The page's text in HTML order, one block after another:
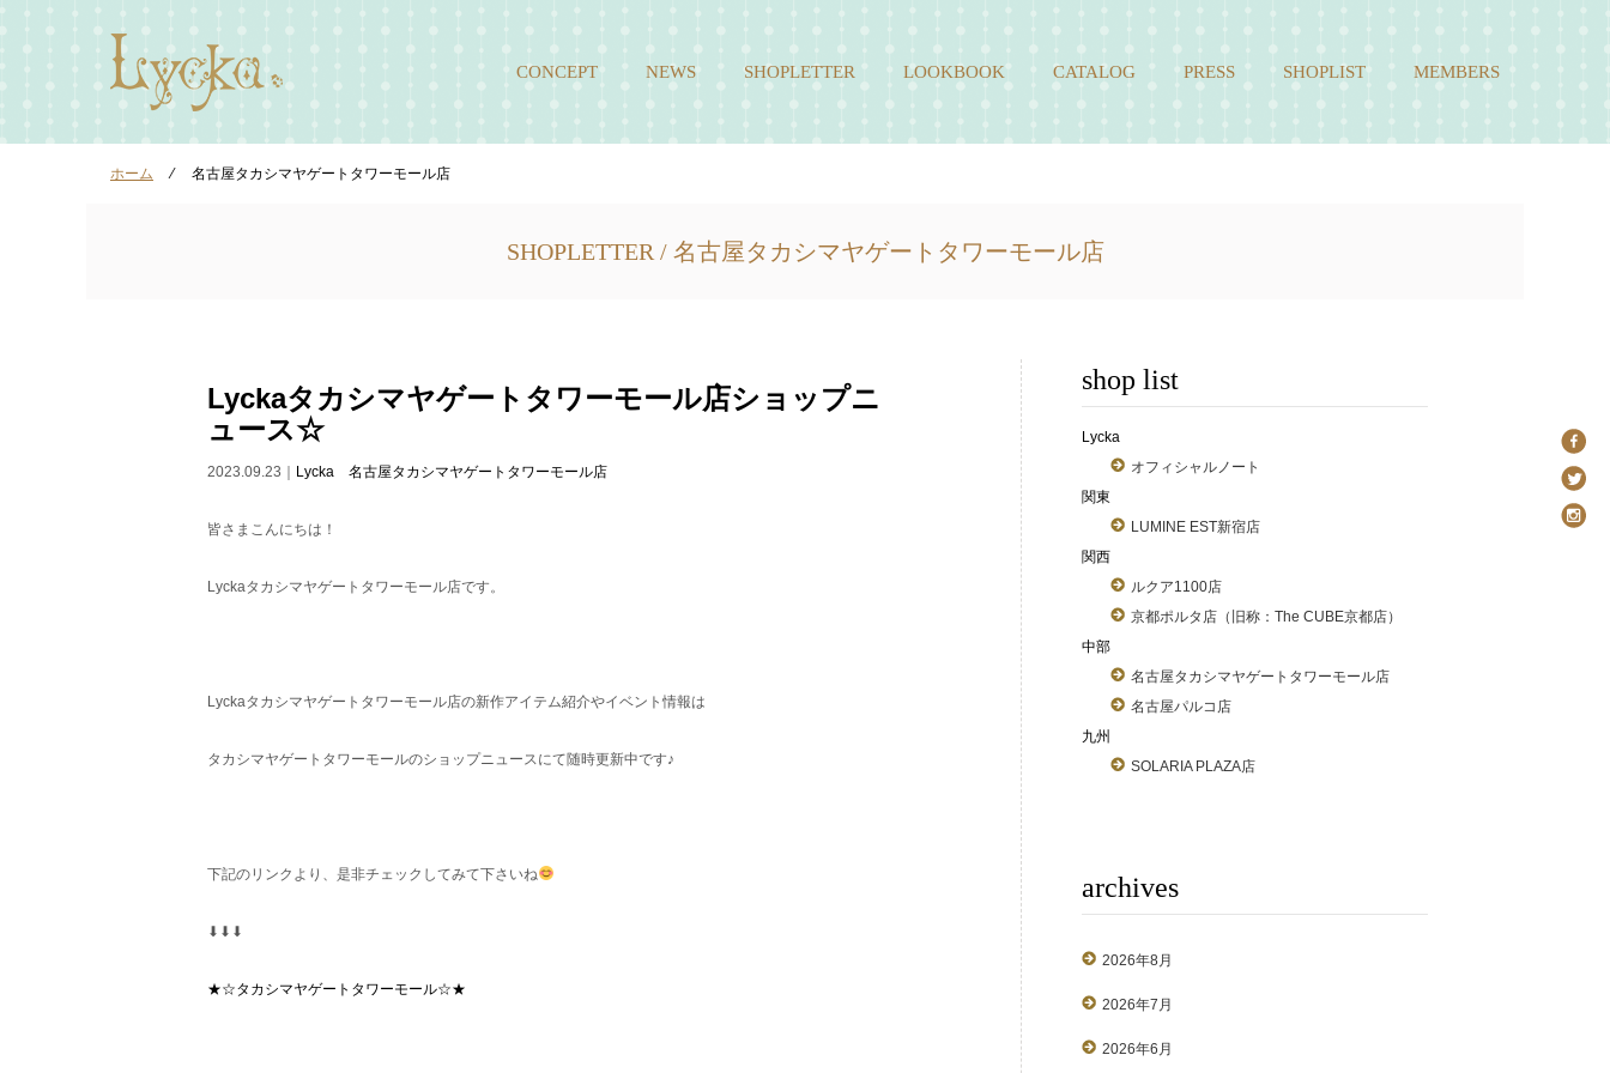
CONCEPT NEWS SHOPLETTER LOOKBOOK CATALOG PRESS SHOPLIST MEMBERS
ホーム ⁄ 名古屋タカシマヤゲートタワーモール店
SHOPLETTER / 名古屋タカシマヤゲートタワーモール店
Lyckaタカシマヤゲートタワーモール店ショップニ
ュース☆
2023.09.23｜ Lycka 名古屋タカシマヤゲートタワーモール店
皆さまこんにちは！
Lyckaタカシマヤゲートタワーモール店です。
Lyckaタカシマヤゲートタワーモール店の新作アイテム紹介やイベント情報は
タカシマヤゲートタワーモールのショップニュースにて随時更新中です♪
下記のリンクより、是非チェックしてみて下さいね
⬇︎⬇︎⬇︎
★☆タカシマヤゲートタワーモール☆★
shop list
Lycka
オフィシャルノート
関東
LUMINE EST新宿店
関西
ルクア1100店
京都ポルタ店（旧称：The CUBE京都店）
中部
名古屋タカシマヤゲートタワーモール店
名古屋パルコ店
九州
SOLARIA PLAZA店
archives
2026年8月
2026年7月
2026年6月